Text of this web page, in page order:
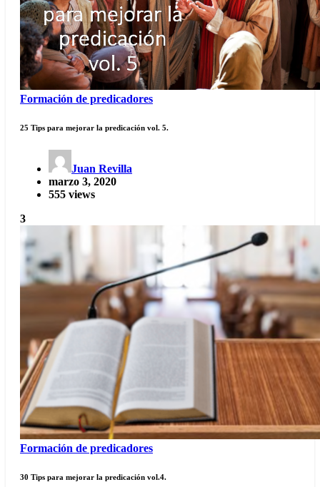
Formación de predicadores
25 Tips para mejorar la predicación vol. 5.
Juan Revilla
marzo 3, 2020
555 views
3
Formación de predicadores
30 Tips para mejorar la predicación vol.4.